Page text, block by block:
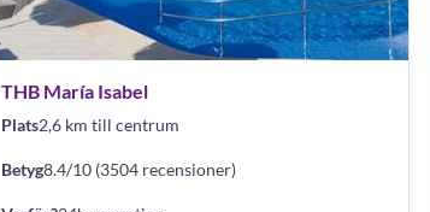
THB María Isabel
Plats2,6 km till centrum
Betyg8.4/10 (3504 recensioner)